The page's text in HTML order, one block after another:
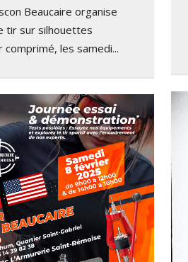
Beaucaire organise
tir sur silhouettes
comprimé, les samedi...